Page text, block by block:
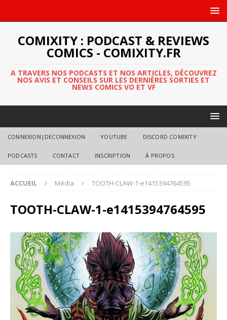
COMIXITY : PODCAST & REVIEWS
COMICS - COMIXITY.FR
A TRAVERS NOS PODCASTS ET NOS ARTICLES, DÉCOUVREZ
NOS AVIS ET CONSEILS SUR LES DERNIÈRES SORTIES ET
NEWS COMICS VO ET VF
CONNEXION|DECONNEXION YOUTUBE DISCORD COMIXITY
PODCASTS CONTACT INSCRIPTION À PROPOS
ACCUEIL Média TOOTH-CLAW-1-e1415394764595
TOOTH-CLAW-1-e1415394764595